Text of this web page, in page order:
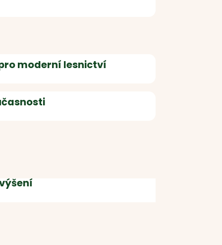
moderní lesnictví